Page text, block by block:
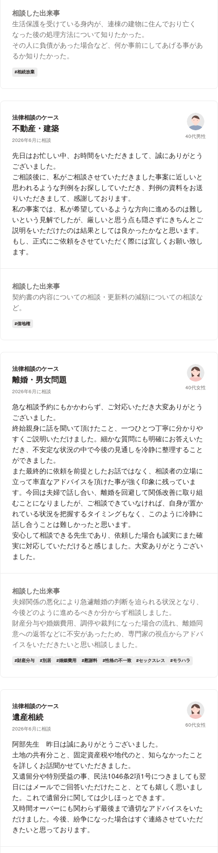
相談した出来事
生活保護を受けている身内が、連棟の建物に住んでおり亡く
なった後の処理方法について知りたかった。
その人に負債があった場合など、何か事前にしてあげる事があ
るか知りたかった。
相続放棄
法律相談のケース
不動産・建築
2026年6月に相談
40代男性
先日はお忙しい中、お時間をいただきまして、誠にありがとう
ございました。
ご相談後に、私がご相談させていただきました事案に近しいと
思われるような判例をお探ししていただき、判例の資料をお送
りいただきまして、感謝しております。
私の事案では、私が希望しているような方向に進めるのは難し
いという見解でしたが、厳しいと思う点も隠さずにきちんとご
説明をいただけたのは結果としては良かったかなと思います。
もし、正式にご依頼をさせていただく際には宜しくお願い致し
ます。
相談した出来事
契約書の内容についての相談・更新料の減額についての相談な
ど。
借地権
法律相談のケース
離婚・男女問題
2026年6月に相談
40代女性
急な相談予約にもかかわらず、ご対応いただき大変ありがとう
ございました。
終始親身に話を聞いて頂けたこと、一つひとつ丁寧に分かりや
すくご説明いただけました。細かな質問にも明確にお答えいた
だき、不安定な状況の中で今後の見通しを冷静に整理すること
ができました。
また最終的に依頼を前提としたお話ではなく、相談者の立場に
立って率直なアドバイスを頂けた事が強く印象に残っていま
す。今回は夫婦で話し合い、離婚を回避して関係改善に取り組
むことになりましたが、ご相談できていなければ、自身が置か
れている状況を把握するタイミングもなく、このように冷静に
話し合うことは難しかったと思います。
安心して相談できる先生であり、依頼した場合も誠実にまた確
実に対応していただけると感じました。大変ありがとうござい
ました。
相談した出来事
夫婦関係の悪化により急遽離婚の判断を迫られる状況となり、
今後どのように進めるべきか分からず相談しました。
財産分与や婚姻費用、調停や裁判になった場合の流れ、離婚同
意への返答などに不安があったため、専門家の視点からアドバ
イスをいただきたいと思い相談しました。
財産分与 別居 婚姻費用 慰謝料 性格の不一致 セックスレス モラハラ
法律相談のケース
遺産相続
2026年6月に相談
60代女性
阿部先生 昨日は誠にありがとうございました。
土地の共有分こと、固定資産税や地代のと、知らなかったこと
を詳しくお話聞かせていただきました。
又遺留分や特別受益の事、民法1046条2項1号につきましても翌
日にはメールでご回答いただけたこと、とても嬉しく思いまし
た。これで遺留分に関しては少しほっとできます。
又時間オーバーにも関わらず最後まで適切なアドバイスをいた
だけました。今後、紛争になった場合はすぐ連絡させていただ
きたいと思っております。